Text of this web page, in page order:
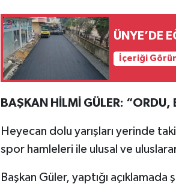
ÜNYE’DE
İçeriği
BAŞKAN HİLMİ GÜLER: “ORDU,
Heyecan dolu yarışları yerinde
spor hamleleri ile ulusal ve
Başkan Güler, yaptığı